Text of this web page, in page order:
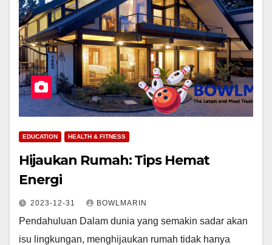
EDUCATION HEALTH & FITNESS
Hijaukan Rumah: Tips Hemat
Energi
2023-12-31 BOWLMARIN
Pendahuluan Dalam dunia yang semakin sadar akan
isu lingkungan, menghijaukan rumah tidak hanya